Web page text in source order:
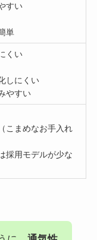
すい
単
くい
しにくい
やすい
こまめなお手入れ
採用モデルが少な